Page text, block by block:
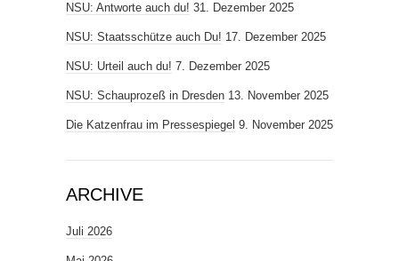
NSU: Antworte auch du! 31. Dezember 2025
NSU: Staatsschütze auch Du! 17. Dezember 2025
NSU: Urteil auch du! 7. Dezember 2025
NSU: Schauprozeß in Dresden 13. November 2025
Die Katzenfrau im Pressespiegel 9. November 2025
ARCHIVE
Juli 2026